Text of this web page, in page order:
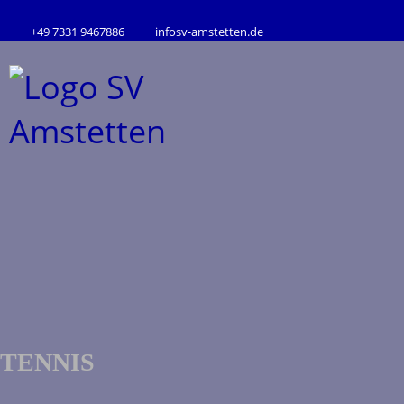
+49 7331 9467886 infosv-amstetten.de
TENNIS